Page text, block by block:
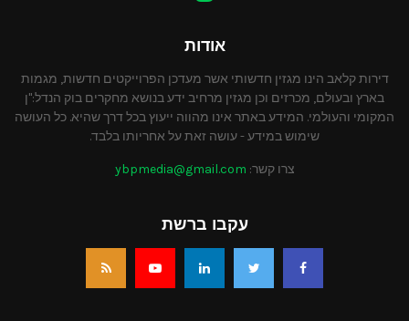
אודות
דירות קלאב הינו מגזין חדשותי אשר מעדכן הפרוייקטים חדשות, מגמות
בארץ ובעולם, מכרזים וכן מגזין מרחיב ידע בנושא מחקרים בוק הנדל:"ן
המקומי והעולמי. המידע באתר אינו מהווה ייעוץ בכל דרך שהיא. כל העושה
שימוש במידע - עושה זאת על אחריותו בלבד.
צרו קשר: ybpmedia@gmail.com
עקבו ברשת